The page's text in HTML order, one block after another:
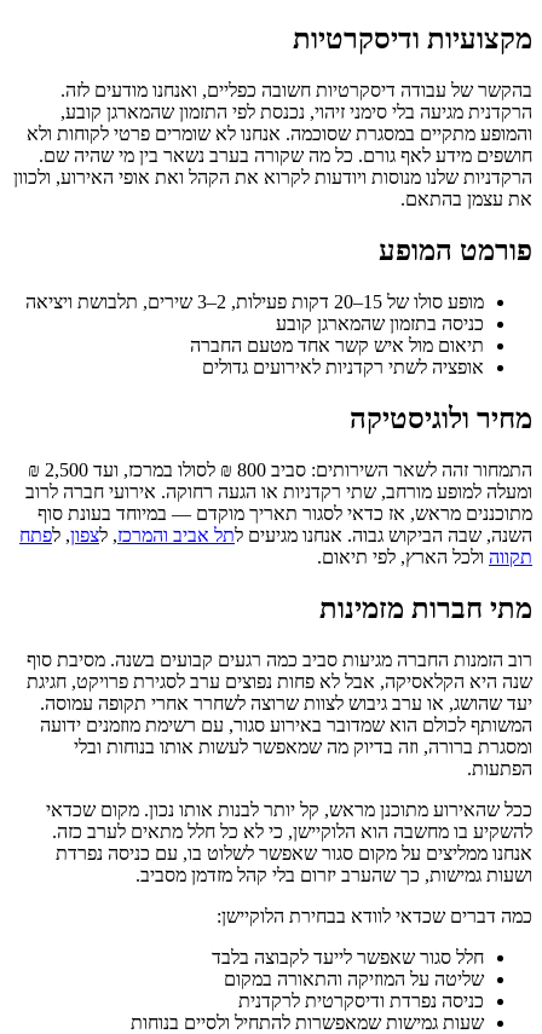
מקצועיות ודיסקרטיות
בהקשר של עבודה דיסקרטיות חשובה כפליים, ואנחנו מודעים לזה.
הרקדנית מגיעה בלי סימני זיהוי, נכנסת לפי התזמון שהמארגן קובע,
והמופע מתקיים במסגרת שסוכמה. אנחנו לא שומרים פרטי לקוחות ולא
חושפים מידע לאף גורם. כל מה שקורה בערב נשאר בין מי שהיה שם.
הרקדניות שלנו מנוסות ויודעות לקרוא את הקהל ואת אופי האירוע, ולכוון
את עצמן בהתאם.
פורמט המופע
מופע סולו של 15–20 דקות פעילות, 2–3 שירים, תלבושת ויציאה
כניסה בתזמון שהמארגן קובע
תיאום מול איש קשר אחד מטעם החברה
אופציה לשתי רקדניות לאירועים גדולים
מחיר ולוגיסטיקה
התמחור זהה לשאר השירותים: סביב 800 ₪ לסולו במרכז, ועד 2,500 ₪
ומעלה למופע מורחב, שתי רקדניות או הגעה רחוקה. אירועי חברה לרוב
מתוכננים מראש, אז כדאי לסגור תאריך מוקדם — במיוחד בעונת סוף
השנה, שבה הביקוש גבוה. אנחנו מגיעים לתל אביב והמרכז, לצפון, לפתח
תקווה ולכל הארץ, לפי תיאום.
מתי חברות מזמינות
רוב הזמנות החברה מגיעות סביב כמה רגעים קבועים בשנה. מסיבת סוף
שנה היא הקלאסיקה, אבל לא פחות נפוצים ערב לסגירת פרויקט, חגיגת
יעד שהושג, או ערב גיבוש לצוות שרוצה לשחרר אחרי תקופה עמוסה.
המשותף לכולם הוא שמדובר באירוע סגור, עם רשימת מוזמנים ידועה
ומסגרת ברורה, וזה בדיוק מה שמאפשר לעשות אותו בנוחות ובלי
הפתעות.
ככל שהאירוע מתוכנן מראש, קל יותר לבנות אותו נכון. מקום שכדאי
להשקיע בו מחשבה הוא הלוקיישן, כי לא כל חלל מתאים לערב כזה.
אנחנו ממליצים על מקום סגור שאפשר לשלוט בו, עם כניסה נפרדת
ושעות גמישות, כך שהערב יזרום בלי קהל מזדמן מסביב.
כמה דברים שכדאי לוודא בבחירת הלוקיישן:
חלל סגור שאפשר לייעד לקבוצה בלבד
שליטה על המוזיקה והתאורה במקום
כניסה נפרדת ודיסקרטית לרקדנית
שעות גמישות שמאפשרות להתחיל ולסיים בנוחות